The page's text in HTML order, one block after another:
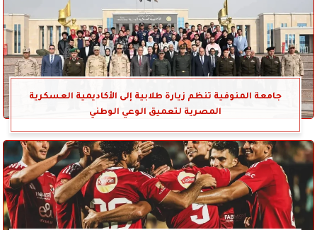
جامعة المنوفية تنظم زيارة طلابية إلى الأكاديمية العسكرية
المصرية لتعميق الوعي الوطني